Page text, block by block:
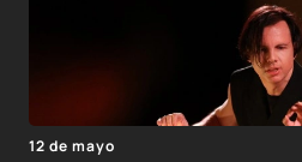
12 de mayo